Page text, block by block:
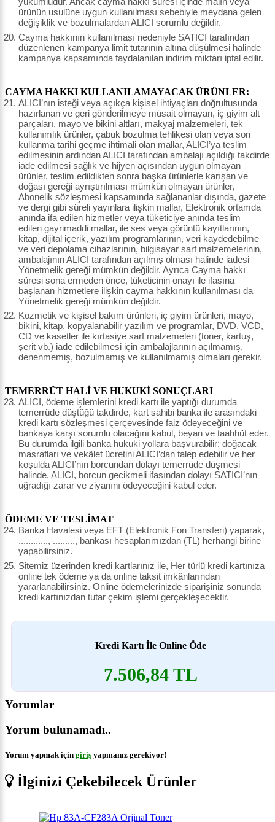
ürünün usulüne uygun kullanılması sebebiyle meydana gelen
değişiklik ve bozulmalardan ALICI sorumlu değildir.
Cayma hakkının kullanılması nedeniyle SATICI tarafından
düzenlenen kampanya limit tutarının altına düşülmesi halinde
kampanya kapsamında faydalanılan indirim miktarı iptal edilir.
CAYMA HAKKI KULLANILAMAYACAK ÜRÜNLER:
ALICI’nın isteği veya açıkça kişisel ihtiyaçları doğrultusunda
hazırlanan ve geri gönderilmeye müsait olmayan, iç giyim alt
parçaları, mayo ve bikini altları, makyaj malzemeleri, tek
kullanımlık ürünler, çabuk bozulma tehlikesi olan veya son
kullanma tarihi geçme ihtimali olan mallar, ALICI’ya teslim
edilmesinin ardından ALICI tarafından ambalajı açıldığı takdirde
iade edilmesi sağlık ve hijyen açısından uygun olmayan
ürünler, teslim edildikten sonra başka ürünlerle karışan ve
doğası gereği ayrıştırılması mümkün olmayan ürünler,
Abonelik sözleşmesi kapsamında sağlananlar dışında, gazete
ve dergi gibi süreli yayınlara ilişkin mallar, Elektronik ortamda
anında ifa edilen hizmetler veya tüketiciye anında teslim
edilen gayrimaddi mallar, ile ses veya görüntü kayıtlarının,
kitap, dijital içerik, yazılım programlarının, veri kaydedebilme
ve veri depolama cihazlarının, bilgisayar sarf malzemelerinin,
ambalajının ALICI tarafından açılmış olması halinde iadesi
Yönetmelik gereği mümkün değildir. Ayrıca Cayma hakkı
süresi sona ermeden önce, tüketicinin onayı ile ifasına
başlanan hizmetlere ilişkin cayma hakkının kullanılması da
Yönetmelik gereği mümkün değildir.
Kozmetik ve kişisel bakım ürünleri, iç giyim ürünleri, mayo,
bikini, kitap, kopyalanabilir yazılım ve programlar, DVD, VCD,
CD ve kasetler ile kırtasiye sarf malzemeleri (toner, kartuş,
şerit vb.) iade edilebilmesi için ambalajlarının açılmamış,
denenmemiş, bozulmamış ve kullanılmamış olmaları gerekir.
TEMERRÜT HALİ VE HUKUKİ SONUÇLARI
ALICI, ödeme işlemlerini kredi kartı ile yaptığı durumda
temerrüde düştüğü takdirde, kart sahibi banka ile arasındaki
kredi kartı sözleşmesi çerçevesinde faiz ödeyeceğini ve
bankaya karşı sorumlu olacağını kabul, beyan ve taahhüt eder.
Bu durumda ilgili banka hukuki yollara başvurabilir; doğacak
masrafları ve vekâlet ücretini ALICI’dan talep edebilir ve her
koşulda ALICI’nın borcundan dolayı temerrüde düşmesi
halinde, ALICI, borcun gecikmeli ifasından dolayı SATICI’nın
uğradığı zarar ve ziyanını ödeyeceğini kabul eder.
ÖDEME VE TESLİMAT
Banka Havalesi veya EFT (Elektronik Fon Transferi) yaparak,
............, ........., bankası hesaplarımızdan (TL) herhangi birine
yapabilirsiniz.
Sitemiz üzerinden kredi kartlarınız ile, Her türlü kredi kartınıza
online tek ödeme ya da online taksit imkânlarından
yararlanabilirsiniz. Online ödemelerinizde siparişiniz sonunda
kredi kartınızdan tutar çekim işlemi gerçekleşecektir.
Kredi Kartı İle Online Öde
7.506,84 TL
Yorumlar
Yorum bulunamadı..
Yorum yapmak için giriş yapmanız gerekiyor!
İlginizi Çekebilecek Ürünler